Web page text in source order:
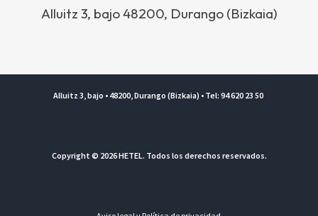
Alluitz 3, bajo 48200, Durango (Bizkaia)
Alluitz 3, bajo • 48200, Durango (Bizkaia) • Tel: 94 620 23 50
Copyright © 2026 HETEL. Todos los derechos reservados.